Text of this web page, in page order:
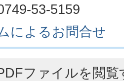
53-5159
によるお問合せ
ファイルを閲